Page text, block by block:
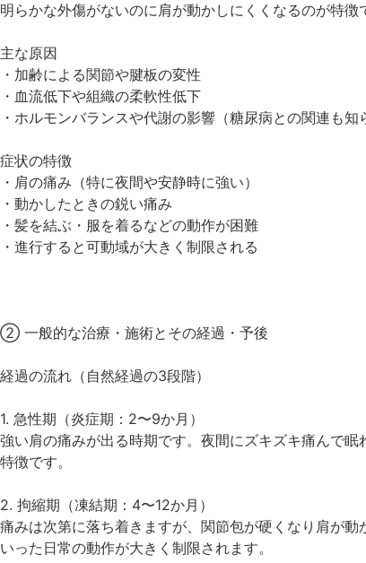
明らかな外傷がないのに肩が動かしにくくなるのが特徴
主な原因
・加齢による関節や腱板の変性
・血流低下や組織の柔軟性低下
・ホルモンバランスや代謝の影響（糖尿病との関連も知
症状の特徴
・肩の痛み（特に夜間や安静時に強い）
・動かしたときの鋭い痛み
・髪を結ぶ・服を着るなどの動作が困難
・進行すると可動域が大きく制限される
② 一般的な治療・施術とその経過・予後
経過の流れ（自然経過の3段階）
1. 急性期（炎症期：2〜9か月）
強い肩の痛みが出る時期です。夜間にズキズキ痛んで
特徴です。
2. 拘縮期（凍結期：4〜12か月）
痛みは次第に落ち着きますが、関節包が硬くなり肩が
いった日常の動作が大きく制限されます。